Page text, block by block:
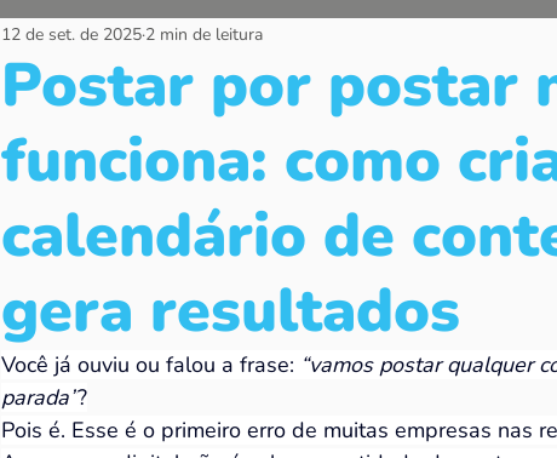
Postar por postar
funciona: como
calendário de
gera resultados
12 de set. de 2025 2 min de leitura
Você já ouviu ou falou a frase: “vamos postar qualquer
parada”?
Pois é. Esse é o primeiro erro de muitas empresas nas